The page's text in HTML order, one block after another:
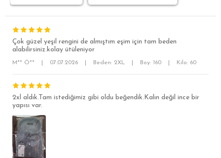
Çok güzel yeşil rengini de almıştım eşim için tam beden
alabilirsiniz.kolay ütüleniyor
M** Ö** 07.07.2026 Beden: 2XL Boy: 160 Kilo: 60
2xl aldık.Tam istediğimiz gibi oldu beğendik.Kalın değil ince bir
yapısı var.